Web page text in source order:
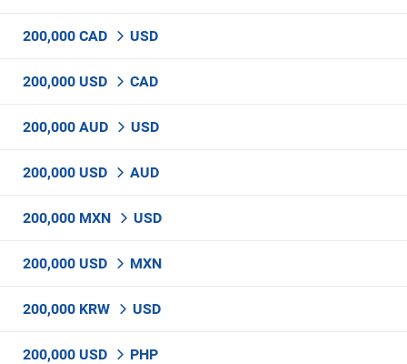
200,000 CAD USD
200,000 USD CAD
200,000 AUD USD
200,000 USD AUD
200,000 MXN USD
200,000 USD MXN
200,000 KRW USD
200,000 USD PHP